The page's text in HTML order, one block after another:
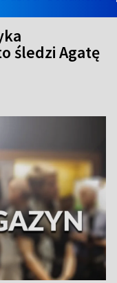
śledzi Agatę